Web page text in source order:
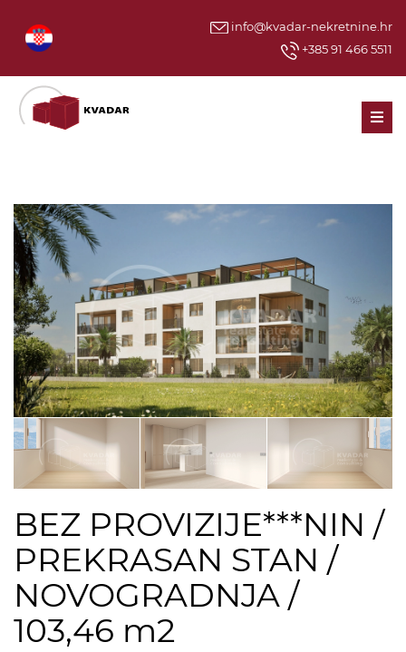
info@kvadar-nekretnine.hr
+385 91 466 5511
BEZ PROVIZIJE***NIN /
PREKRASAN STAN /
NOVOGRADNJA /
103,46 m2